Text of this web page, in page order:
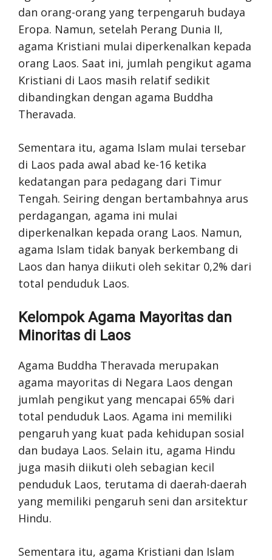
dan orang-orang yang terpengaruh budaya
Eropa. Namun, setelah Perang Dunia II,
agama Kristiani mulai diperkenalkan kepada
orang Laos. Saat ini, jumlah pengikut agama
Kristiani di Laos masih relatif sedikit
dibandingkan dengan agama Buddha
Theravada.
Sementara itu, agama Islam mulai tersebar
di Laos pada awal abad ke-16 ketika
kedatangan para pedagang dari Timur
Tengah. Seiring dengan bertambahnya arus
perdagangan, agama ini mulai
diperkenalkan kepada orang Laos. Namun,
agama Islam tidak banyak berkembang di
Laos dan hanya diikuti oleh sekitar 0,2% dari
total penduduk Laos.
Kelompok Agama Mayoritas dan
Minoritas di Laos
Agama Buddha Theravada merupakan
agama mayoritas di Negara Laos dengan
jumlah pengikut yang mencapai 65% dari
total penduduk Laos. Agama ini memiliki
pengaruh yang kuat pada kehidupan sosial
dan budaya Laos. Selain itu, agama Hindu
juga masih diikuti oleh sebagian kecil
penduduk Laos, terutama di daerah-daerah
yang memiliki pengaruh seni dan arsitektur
Hindu.
Sementara itu, agama Kristiani dan Islam